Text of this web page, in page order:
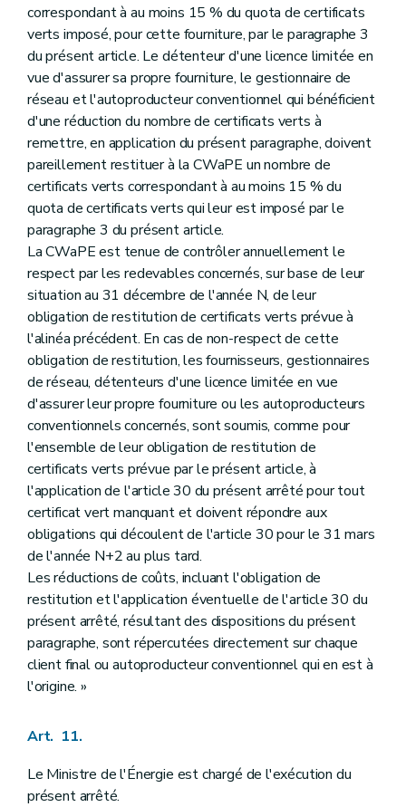
correspondant à au moins 15 % du quota de certificats
verts imposé, pour cette fourniture, par le paragraphe 3
du présent article. Le détenteur d'une licence limitée en
vue d'assurer sa propre fourniture, le gestionnaire de
réseau et l'autoproducteur conventionnel qui bénéficient
d'une réduction du nombre de certificats verts à
remettre, en application du présent paragraphe, doivent
pareillement restituer à la CWaPE un nombre de
certificats verts correspondant à au moins 15 % du
quota de certificats verts qui leur est imposé par le
paragraphe 3 du présent article.
La CWaPE est tenue de contrôler annuellement le
respect par les redevables concernés, sur base de leur
situation au 31 décembre de l'année N, de leur
obligation de restitution de certificats verts prévue à
l'alinéa précédent. En cas de non-respect de cette
obligation de restitution, les fournisseurs, gestionnaires
de réseau, détenteurs d'une licence limitée en vue
d'assurer leur propre fourniture ou les autoproducteurs
conventionnels concernés, sont soumis, comme pour
l'ensemble de leur obligation de restitution de
certificats verts prévue par le présent article, à
l'application de l'article 30 du présent arrêté pour tout
certificat vert manquant et doivent répondre aux
obligations qui découlent de l'article 30 pour le 31 mars
de l'année N+2 au plus tard.
Les réductions de coûts, incluant l'obligation de
restitution et l'application éventuelle de l'article 30 du
présent arrêté, résultant des dispositions du présent
paragraphe, sont répercutées directement sur chaque
client final ou autoproducteur conventionnel qui en est à
l'origine. »
Art. 11.
Le Ministre de l'Énergie est chargé de l'exécution du
présent arrêté.